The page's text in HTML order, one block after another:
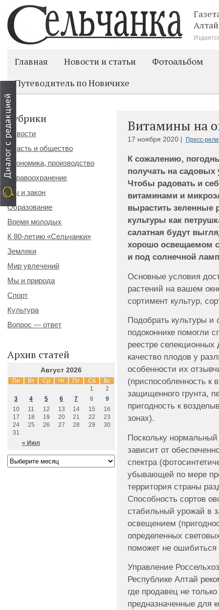
Главная Новости и статьи
Фотоальбом
Путеводитель по Новичихе
Витамины на
17 ноября 2020 | Пресс-
К сожалению,
получать на садовых
Чтобы радовать и
витаминами и
вырастить зеленные
культуры как
салатная будут
хорошо освещаемом
и под солнечной
Основные условия
растений на вашем
сортимент культур,
Подобрать культуры
подоконнике помогли
реестре
качество плодов у
особенности их
(приспособленность к
защищенного грунта,
пригодность к
зонах).
Поскольку
зависит от
спектра
убывающей по мере
территория страны
Способность сортов
стабильный урожай в
освещением
определенных
поможет не
Управление
Республике Алтай
где продавец не
предназначенные для
Рубрики
Новости
Власть и общество
Экономика, производство
Здравоохранение
Мы и закон
Образование
Время молодых
К 80-летию «Сельчанки»
Земляки
Мир увлечений
Мы и природа
Спорт
Культура
Вопрос — ответ
Архив статей
Август 2026
Пн Вт Ср Чт Пт Сб Вс
« Июл
1
2
3
4 5 6 7 8
9
10
11 12 13 14 15
16
17
18 19 20 21 22
23
24
25 26 27 28 29
30
31